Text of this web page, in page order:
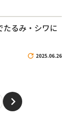
たるみ・シワに
2025.06.26